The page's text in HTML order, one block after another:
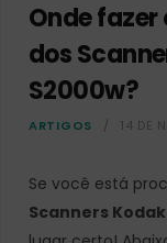
Onde
dos
S2000w?
ARTIGOS 14 DE
Se você está
Scanners